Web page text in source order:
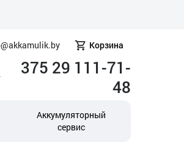
Корзина
375 29 111-71-
48
Аккумуляторный
сервис